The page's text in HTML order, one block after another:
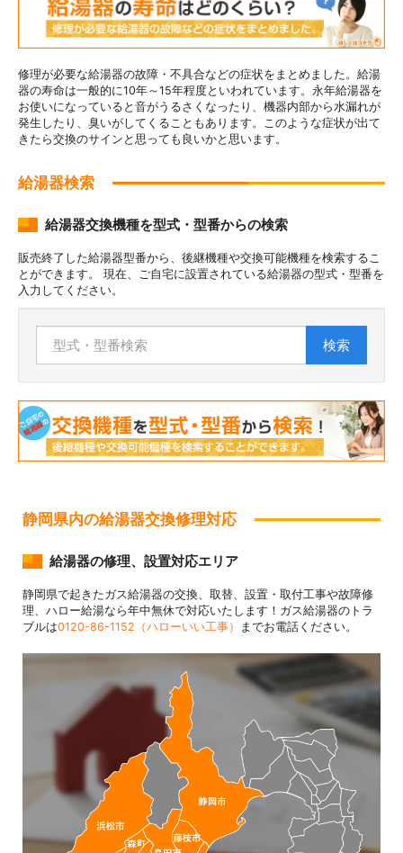
修理が必要な給湯器の故障・不具合などの症状をまとめました。給湯
器の寿命は一般的に10年～15年程度といわれています。永年給湯器を
お使いになっていると音がうるさくなったり、機器内部から水漏れが
発生したり、臭いがしてくることもあります。このような症状が出て
きたら交換のサインと思っても良いかと思います。
給湯器検索
給湯器交換機種を型式・型番からの検索
販売終了した給湯器型番から、後継機種や交換可能機種を検索するこ
とができます。 現在、ご自宅に設置されている給湯器の型式・型番を
入力してください。
検索
静岡県内の給湯器交換修理対応
給湯器の修理、設置対応エリア
静岡県で起きたガス給湯器の交換、取替、設置・取付工事や故障修
理、ハロー給湯なら年中無休で対応いたします！ガス給湯器のトラ
ブルは0120-86-1152（ハローいい工事） までお電話ください。